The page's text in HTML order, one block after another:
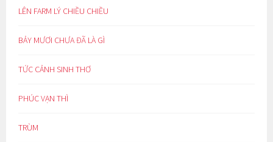
LÊN FARM LÝ CHIỀU CHIỀU
BẢY MƯƠI CHƯA ĐÃ LÀ GÌ
TỨC CẢNH SINH THƠ
PHÚC VẠN THÌ
TRÙM